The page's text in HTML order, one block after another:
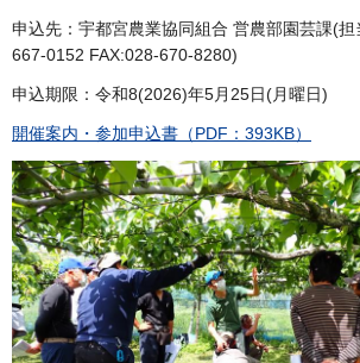
申込先：宇都宮農業協同組合 営農部園芸課(
667-0152 FAX:028-670-8280)
申込期限：令和8(2026)年5月25日(月曜日)
開催案内・参加申込書（PDF：393KB）